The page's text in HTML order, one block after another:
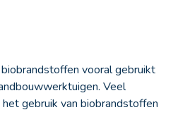
vooral gebruikt
Veel
gebruik van biobrandstoffen